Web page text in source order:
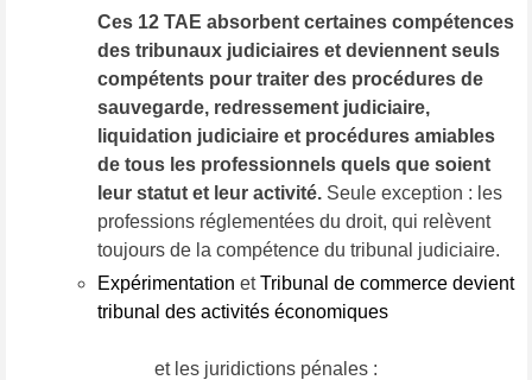
Ces 12 TAE absorbent certaines compétences
des tribunaux judiciaires et deviennent seuls
compétents pour traiter des procédures de
sauvegarde, redressement judiciaire,
liquidation judiciaire et procédures amiables
de tous les professionnels quels que soient
leur statut et leur activité.Seule exception : les
professions réglementées du droit, qui relèvent
toujours de la compétence du tribunal judiciaire.
Expérimentation etTribunal de commerce devient
tribunal des activités économiques
et les juridictions pénales :